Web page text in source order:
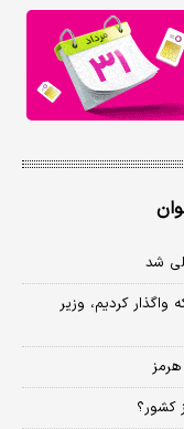
شد
کردیم، وزیر
کشور؟